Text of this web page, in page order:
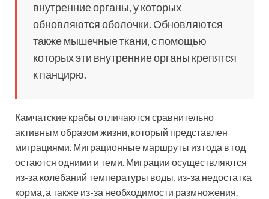
внутренние органы, у которых
обновляются оболочки. Обновляются
также мышечные ткани, с помощью
которых эти внутренние органы крепятся
к панцирю.
Камчатские крабы отличаются сравнительно
активным образом жизни, который представлен
миграциями. Миграционные маршруты из года в год
остаются одними и теми. Миграции осуществляются
из-за колебаний температуры воды, из-за недостатка
корма, а также из-за необходимости размножения.